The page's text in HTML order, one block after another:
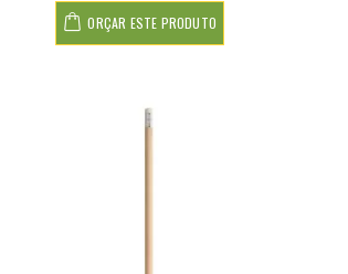
ORÇAR ESTE PRODUTO